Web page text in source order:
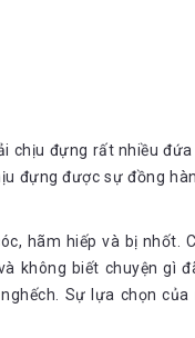
chịu đựng rất nhiều
đựng được sự đồng
hãm hiếp và bị nhốt.
không biết chuyện gì
Sự lựa chọn của